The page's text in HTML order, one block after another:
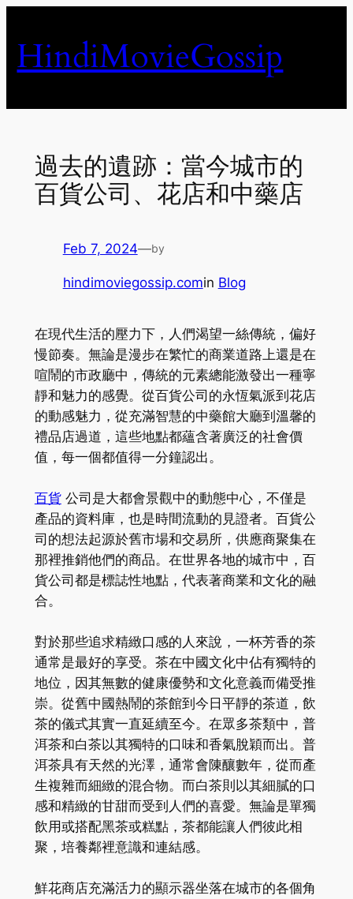
content
HindiMovieGossip
過去的遺跡：當今城市的
百貨公司、花店和中藥店
Feb 7, 2024—by
hindimoviegossip.comin Blog
在現代生活的壓力下，人們渴望一絲傳統，偏好
慢節奏。無論是漫步在繁忙的商業道路上還是在
喧鬧的市政廳中，傳統的元素總能激發出一種寧
靜和魅力的感覺。從百貨公司的永恆氣派到花店
的動感魅力，從充滿智慧的中藥館大廳到溫馨的
禮品店過道，這些地點都蘊含著廣泛的社會價
值，每一個都值得一分鐘認出。
百貨公司是大都會景觀中的動態中心，不僅是
產品的資料庫，也是時間流動的見證者。百貨公
司的想法起源於舊市場和交易所，供應商聚集在
那裡推銷他們的商品。在世界各地的城市中，百
貨公司都是標誌性地點，代表著商業和文化的融
合。
對於那些追求精緻口感的人來說，一杯芳香的茶
通常是最好的享受。茶在中國文化中佔有獨特的
地位，因其無數的健康優勢和文化意義而備受推
崇。從舊中國熱鬧的茶館到今日平靜的茶道，飲
茶的儀式其實一直延續至今。在眾多茶類中，普
洱茶和白茶以其獨特的口味和香氣脫穎而出。普
洱茶具有天然的光澤，通常會陳釀數年，從而產
生複雜而細緻的混合物。而白茶則以其細膩的口
感和精緻的甘甜而受到人們的喜愛。無論是單獨
飲用或搭配黑茶或糕點，茶都能讓人們彼此相
聚，培養鄰裡意識和連結感。
鮮花商店充滿活力的顯示器坐落在城市的各個角